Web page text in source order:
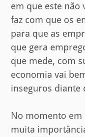
em que este não
faz com que os
para que as
que gera
que mede, com
economia vai
inseguros diante
No momento em
muita